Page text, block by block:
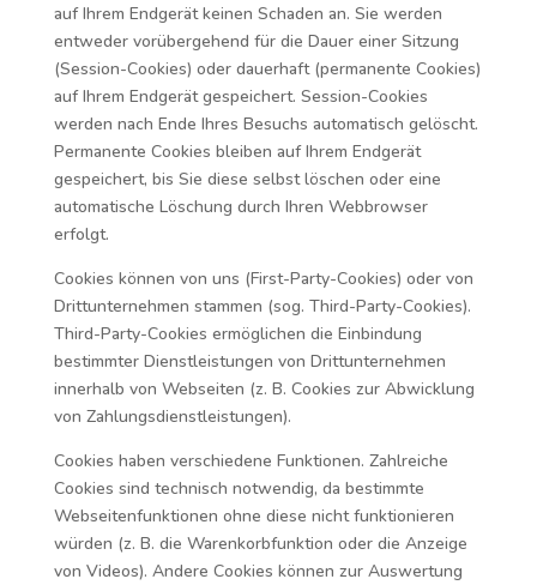
auf Ihrem Endgerät keinen Schaden an. Sie werden
entweder vorübergehend für die Dauer einer Sitzung
(Session-Cookies) oder dauerhaft (permanente Cookies)
auf Ihrem Endgerät gespeichert. Session-Cookies
werden nach Ende Ihres Besuchs automatisch gelöscht.
Permanente Cookies bleiben auf Ihrem Endgerät
gespeichert, bis Sie diese selbst löschen oder eine
automatische Löschung durch Ihren Webbrowser
erfolgt.
Cookies können von uns (First-Party-Cookies) oder von
Drittunternehmen stammen (sog. Third-Party-Cookies).
Third-Party-Cookies ermöglichen die Einbindung
bestimmter Dienstleistungen von Drittunternehmen
innerhalb von Webseiten (z. B. Cookies zur Abwicklung
von Zahlungsdienstleistungen).
Cookies haben verschiedene Funktionen. Zahlreiche
Cookies sind technisch notwendig, da bestimmte
Webseitenfunktionen ohne diese nicht funktionieren
würden (z. B. die Warenkorbfunktion oder die Anzeige
von Videos). Andere Cookies können zur Auswertung